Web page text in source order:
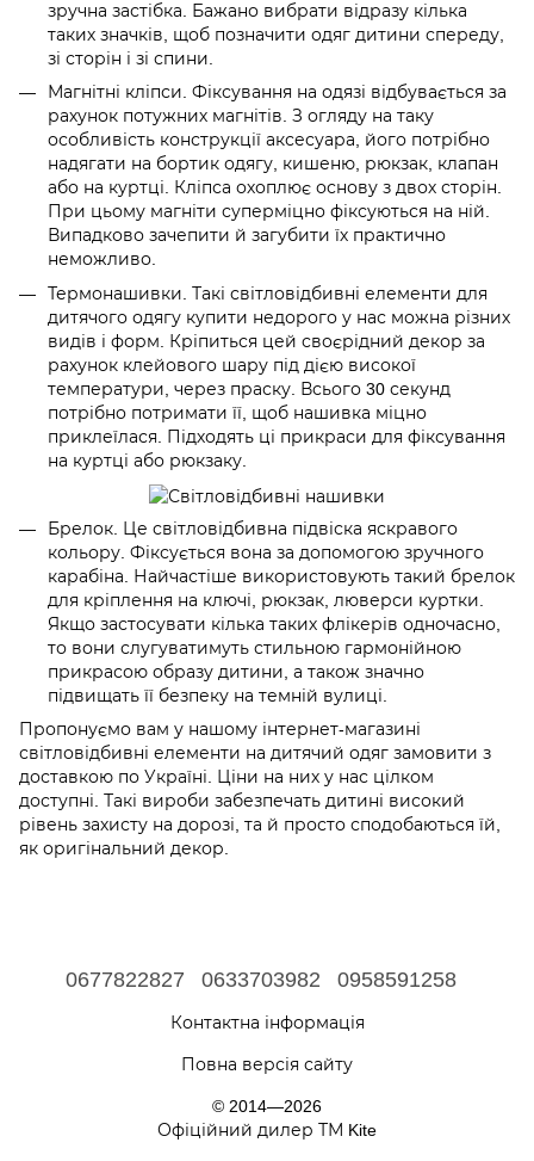
зручна застібка. Бажано вибрати відразу кілька
таких значків, щоб позначити одяг дитини спереду,
зі сторін і зі спини.
Магнітні кліпси. Фіксування на одязі відбувається за
рахунок потужних магнітів. З огляду на таку
особливість конструкції аксесуара, його потрібно
надягати на бортик одягу, кишеню, рюкзак, клапан
або на куртці. Кліпса охоплює основу з двох сторін.
При цьому магніти суперміцно фіксуються на ній.
Випадково зачепити й загубити їх практично
неможливо.
Термонашивки. Такі світловідбивні елементи для
дитячого одягу купити недорого у нас можна різних
видів і форм. Кріпиться цей своєрідний декор за
рахунок клейового шару під дією високої
температури, через праску. Всього 30 секунд
потрібно потримати її, щоб нашивка міцно
приклеїлася. Підходять ці прикраси для фіксування
на куртці або рюкзаку.
Брелок. Це світловідбивна підвіска яскравого
кольору. Фіксується вона за допомогою зручного
карабіна. Найчастіше використовують такий брелок
для кріплення на ключі, рюкзак, люверси куртки.
Якщо застосувати кілька таких флікерів одночасно,
то вони слугуватимуть стильною гармонійною
прикрасою образу дитини, а також значно
підвищать її безпеку на темній вулиці.
Пропонуємо вам у нашому інтернет-магазині
світловідбивні елементи на дитячий одяг замовити з
доставкою по Україні. Ціни на них у нас цілком
доступні. Такі вироби забезпечать дитині високий
рівень захисту на дорозі, та й просто сподобаються їй,
як оригінальний декор.
0677822827 0633703982 0958591258
Контактна інформація
Повна версія сайту
© 2014—2026
Офіційний дилер ТМ Kite